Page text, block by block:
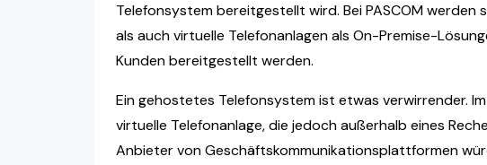
Telefonsystem bereitgestellt wird. Bei PASCOM
als auch virtuelle Telefonanlagen als On-Premise-
Kunden bereitgestellt werden.
Ein gehostetes Telefonsystem ist etwas verwirrender.
virtuelle Telefonanlage, die jedoch außerhalb eines
Anbieter von Geschäftskommunikationsplattformen